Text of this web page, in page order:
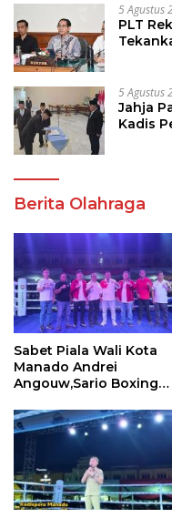
5 Agustus
PLT
5 Agustus
Jahja
Kadis
Berita Olahraga
Sabet Piala Wali Kota
Manado Andrei
Angouw,Sario Boxing
Perbati 2026